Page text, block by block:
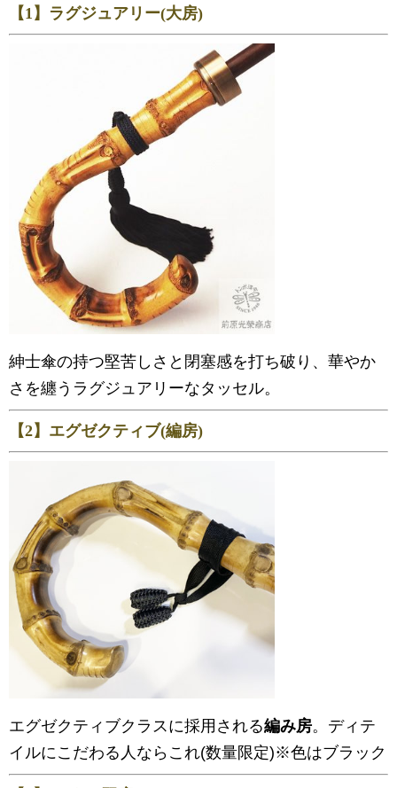
【1】ラグジュアリー(大房)
紳士傘の持つ堅苦しさと閉塞感を打ち破り、華やか
さを纏うラグジュアリーなタッセル。
【2】エグゼクティブ(編房)
エグゼクティブクラスに採用される編み房。ディテ
イルにこだわる人ならこれ(数量限定)※色はブラック